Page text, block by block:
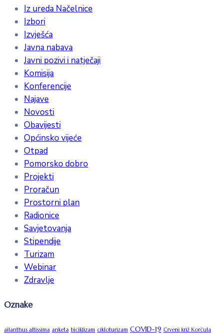
Iz ureda Načelnice
Izbori
Izvješća
Javna nabava
Javni pozivi i natječaji
Komisija
Konferencije
Najave
Novosti
Obavijesti
Općinsko vijeće
Otpad
Pomorsko dobro
Projekti
Proračun
Prostorni plan
Radionice
Savjetovanja
Stipendije
Turizam
Webinar
Zdravlje
Oznake
ailanthus altissima anketa biciklizam cikloturizam COVID-19 Crveni križ Korčula